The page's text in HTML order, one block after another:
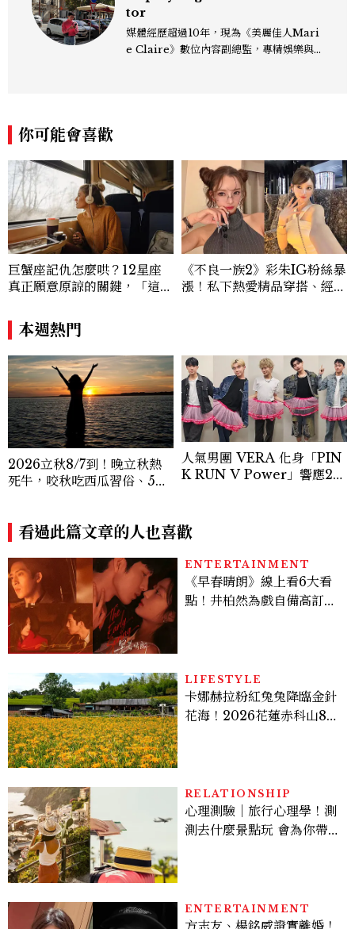
tor
媒體經歷超過10年，現為《美麗佳人Mari
e Claire》數位內容副總監，專精娛樂與
你可能會喜歡
巨蟹座記仇怎麼哄？12星座
真正願意原諒的關鍵，「這星
怎麼做
《不良一族2》彩朱IG粉絲暴
漲！私下熱愛精品穿搭、經營
本週熱門
2026立秋8/7到！晚立秋熱
死牛，咬秋吃西瓜習俗、5大
人氣男團 VERA 化身「PIN
K RUN V Power」響應20
量！
看過此篇文章的人也喜歡
ENTERTAINMENT
《早春晴朗》線上看6大看
點！井柏然為戲自備高訂，
LIFESTYLE
卡娜赫拉粉紅兔兔降臨金針
花海！2026花蓮赤科山8月
RELATIONSHIP
心理測驗｜旅行心理學！測
測去什麼景點玩 會為你帶來
ENTERTAINMENT
方志友、楊銘威證實離婚！